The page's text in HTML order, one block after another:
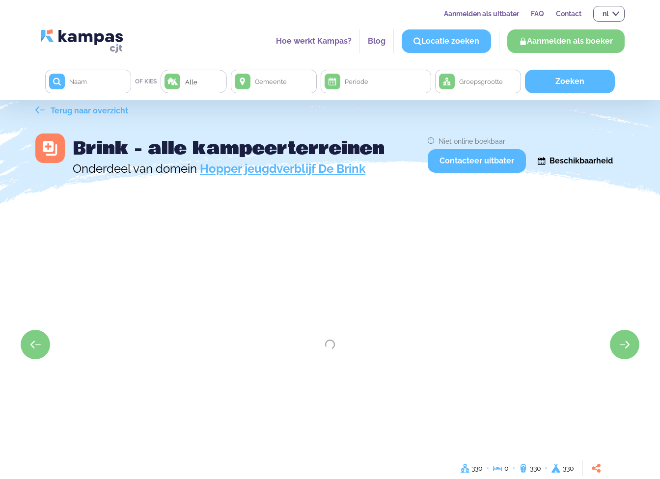
Aanmelden als uitbater FAQ Contact nl
Hoe werkt Kampas? Blog Locatie zoeken Aanmelden als boeker
OF KIES Alle Zoeken
Terug naar overzicht
Brink - alle kampeerterreinen
Onderdeel van domeinHopper jeugdverblijf De Brink
Niet online boekbaar
Contacteer uitbater Beschikbaarheid
330 0 330 330